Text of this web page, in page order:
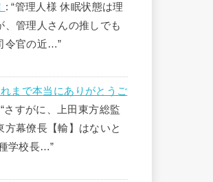
: “管理人様 休眠状態は理
、管理人さんの推しでも
令官の近…”
れまで本当にありがとうご
さすがに、上田東方総監
方幕僚長【輸】はないと
学校長…”